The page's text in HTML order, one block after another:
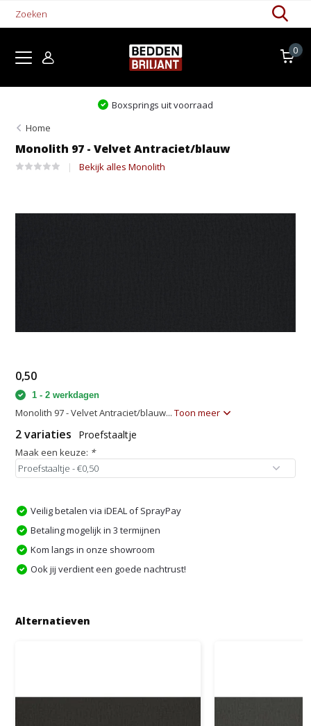
0
Home
Monolith 97 - Velvet Antraciet/blauw
Bekijk alles Monolith
0,50
1 - 2 werkdagen
Monolith 97 - Velvet Antraciet/blauw...Toon meer
2 variaties Proefstaaltje
Maak een keuze: *
Veilig betalen via iDEAL of SprayPay
Betaling mogelijk in 3 termijnen
Kom langs in onze showroom
Ook jij verdient een goede nachtrust!
Alternatieven